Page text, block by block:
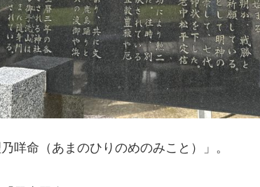
咩命（あまのひりのめのみこと）」。